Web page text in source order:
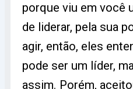
porque viu em você
de liderar, pela sua
agir, então, eles
pode ser um líder,
assim. Porém,